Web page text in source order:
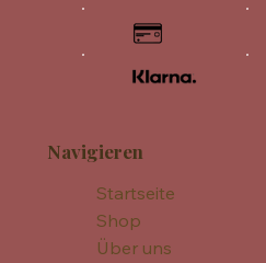
Navigieren
Startseite
Shop
Über uns